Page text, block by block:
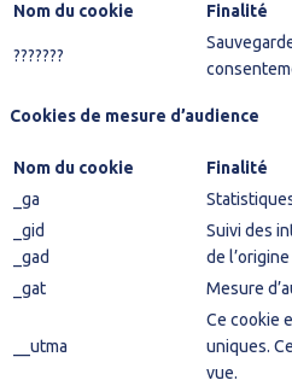
Nom du cookie Finalité
???????
Cookies de mesure d’audience
Nom du cookie
Finalité
_ga
_gid
_gad
Suivi des
de
_gat
Mesure
__utma
Ce cookie
uniques.
vue.